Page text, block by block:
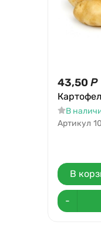
43,50 Р
В
Артикул
В
-